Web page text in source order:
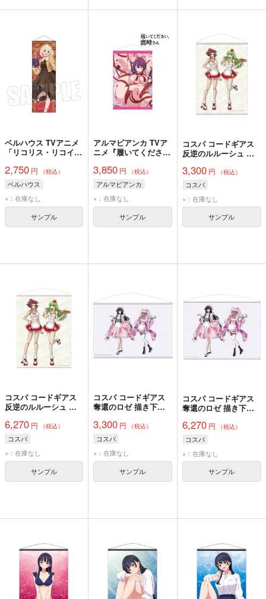
ベルハウス TVアニメ
「リコリス・リコイ
リー 錦木 千束(読書)
2,750 円 （税込）
ベルハウス
×：在庫なし
サンプル
アルマビアンカ TVア
ニメ『履いてくださ
高嶺 B2タペストリー
3,850 円 （税込）
アルマビアンカ
×：在庫なし
サンプル
コスパ コードギアス
反逆のルルーシュ 描
ン B2タペストリー ア
メリカンダイナーVer.
3,300円 （税込）
コスパ
×：在庫なし
サンプル
コスパ コードギアス
反逆のルルーシュ 描
ン 100cmタペストリ
ー アメリカンダイナ
ーVer.
6,270 円 （税込）
コスパ
×：在庫なし
サンプル
コスパ コードギアス
奪還のロゼ 描き下ろ
ン B2タペストリー 和
風メイドVer.
3,300 円 （税込）
コスパ
×：在庫なし
サンプル
コスパ コードギアス
奪還のロゼ 描き下ろ
ン 100cmタペストリ
ー 和風メイドVer.
6,270円 （税込）
コスパ
×：在庫なし
サンプル